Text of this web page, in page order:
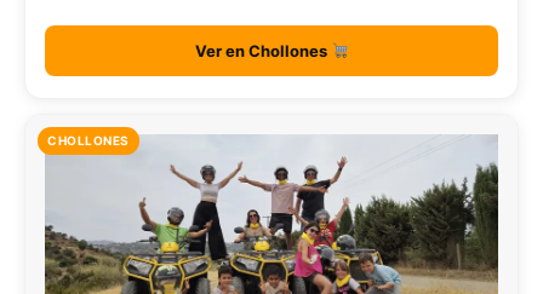
Ver en Chollones
CHOLLONES